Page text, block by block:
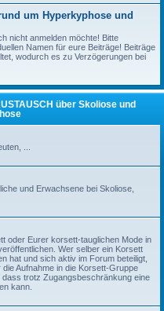
um Hyperkyphose und
nicht anmelden möchte! Bitte
Namen für eure Beiträge! Beiträge
wodurch es zu Verzögerungen bei
über Skoliose und
...
und Erwachsene bei Skoliose,
oder Eurer korsett-tauglichen Mode in
Wer selber ein Korsett
hat und sich aktiv im Forum beteiligt,
Aufnahme in die Korsett-Gruppe
trotz Zugangsbeschränkung eine
kann.